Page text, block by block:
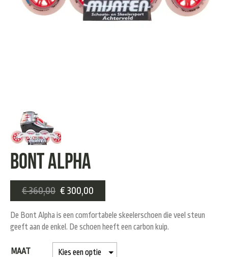
Bont Alpha
€360,00 € 300,00
De Bont Alpha is een comfortabele skeelerschoen die veel steun
geeft aan de enkel. De schoen heeft een carbon kuip.
MAAT